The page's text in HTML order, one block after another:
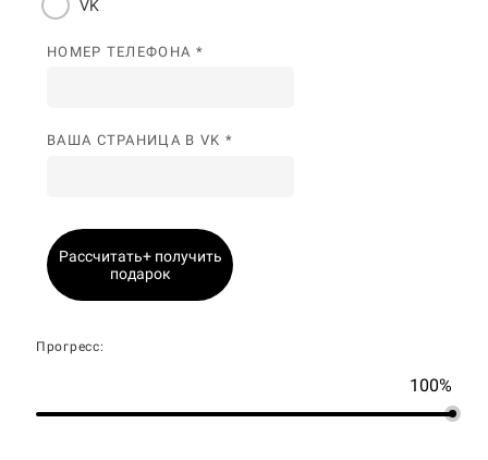
VK
НОМЕР ТЕЛЕФОНА *
ВАША СТРАНИЦА В VK *
Рассчитать+ получить
подарок
Прогресс:
100%